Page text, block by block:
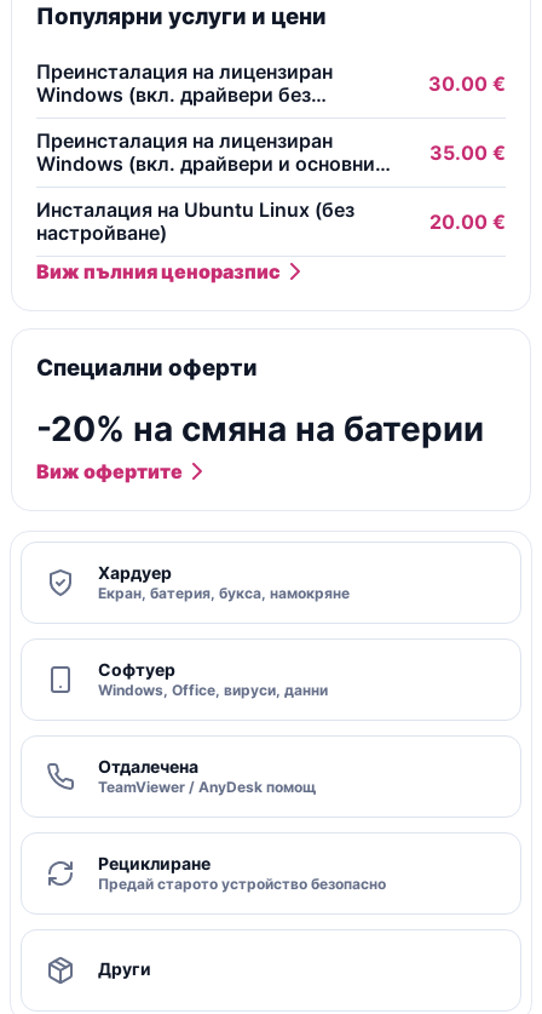
Популярни услуги и цени
Преинсталация на лицензиран
Windows (вкл. драйвери без
безплатни програми)
30.00 €
Преинсталация на лицензиран
Windows (вкл. драйвери и основни
безплатни програми)
35.00 €
Инсталация на Ubuntu Linux (без
настройване)
20.00 €
Виж пълния ценоразпис
Специални оферти
-20% на смяна на батерии
Виж офертите
Хардуер
Екран, батерия, букса, намокряне
Софтуер
Windows, Office, вируси, данни
Отдалечена
TeamViewer / AnyDesk помощ
Рециклиране
Предай старото устройство безопасно
Други